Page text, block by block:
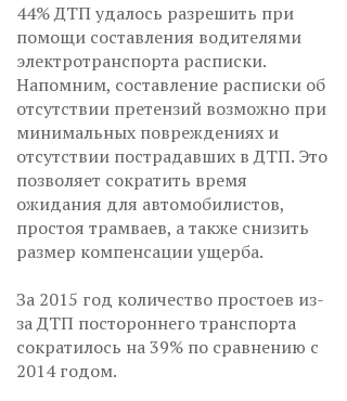
44% ДТП удалось разрешить при
помощи составления водителями
электротранспорта расписки.
Напомним, составление расписки об
отсутствии претензий возможно при
минимальных повреждениях и
отсутствии пострадавших в ДТП. Это
позволяет сократить время
ожидания для автомобилистов,
простоя трамваев, а также снизить
размер компенсации ущерба.
За 2015 год количество простоев из-
за ДТП постороннего транспорта
сократилось на 39% по сравнению с
2014 годом.